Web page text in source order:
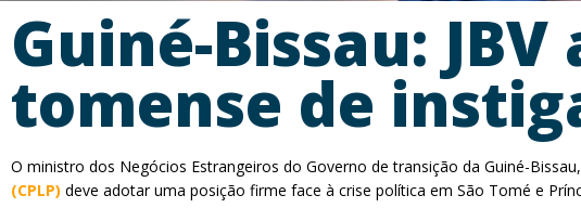
Guiné-Bissau:
tomense de
O ministro dos Negócios Estrangeiros do Governo de transição da Guiné-
(CPLP) deve adotar uma posição firme face à crise política em São Tomé e